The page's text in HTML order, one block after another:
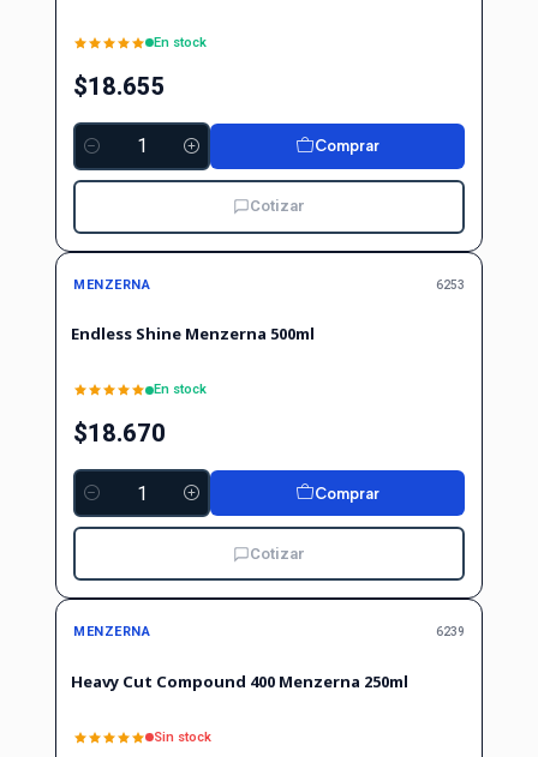
En stock
$18.655
Cantidad
Comprar
Cotizar
MENZERNA 6253
Endless Shine Menzerna 500ml
En stock
$18.670
Cantidad
Comprar
Cotizar
Agotado
MENZERNA 6239
Heavy Cut Compound 400 Menzerna 250ml
Sin stock